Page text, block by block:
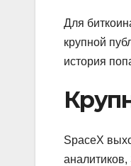
Для
крупной
история
SpaceX